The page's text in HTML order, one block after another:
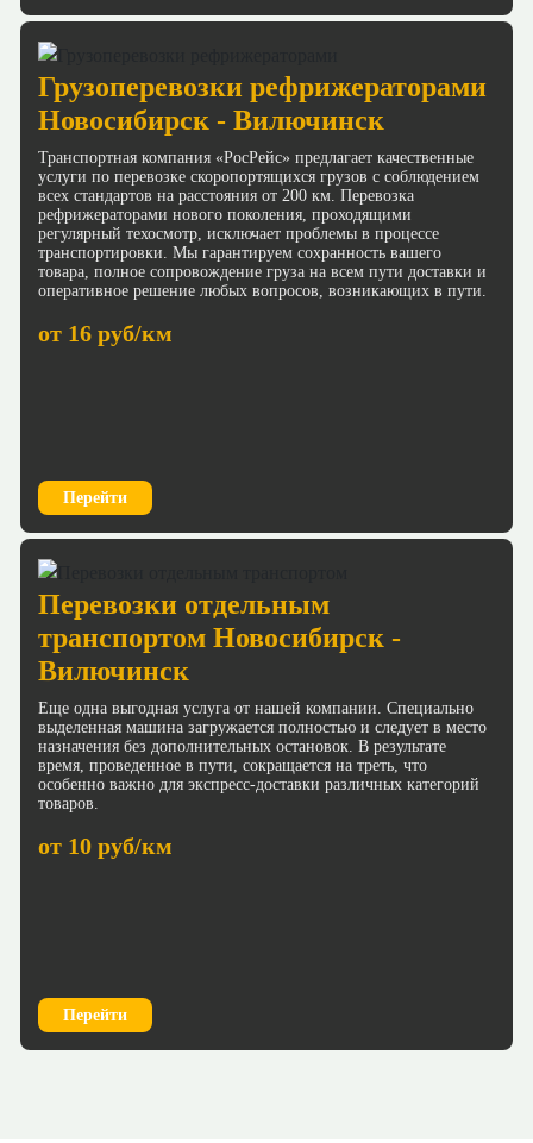
Грузоперевозки рефрижераторами
Новосибирск - Вилючинск
Транспортная компания «РосРейс» предлагает качественные
услуги по перевозке скоропортящихся грузов с соблюдением
всех стандартов на расстояния от 200 км. Перевозка
рефрижераторами нового поколения, проходящими
регулярный техосмотр, исключает проблемы в процессе
транспортировки. Мы гарантируем сохранность вашего
товара, полное сопровождение груза на всем пути доставки и
оперативное решение любых вопросов, возникающих в пути.
от 16 руб/км
Перейти
Перевозки отдельным
транспортом Новосибирск -
Вилючинск
Еще одна выгодная услуга от нашей компании. Специально
выделенная машина загружается полностью и следует в место
назначения без дополнительных остановок. В результате
время, проведенное в пути, сокращается на треть, что
особенно важно для экспресс-доставки различных категорий
товаров.
от 10 руб/км
Перейти